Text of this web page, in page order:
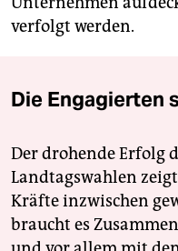
verfolgt werden.
Die Engagierten
Der drohende Erfolg
Landtagswahlen
Kräfte inzwischen
braucht es